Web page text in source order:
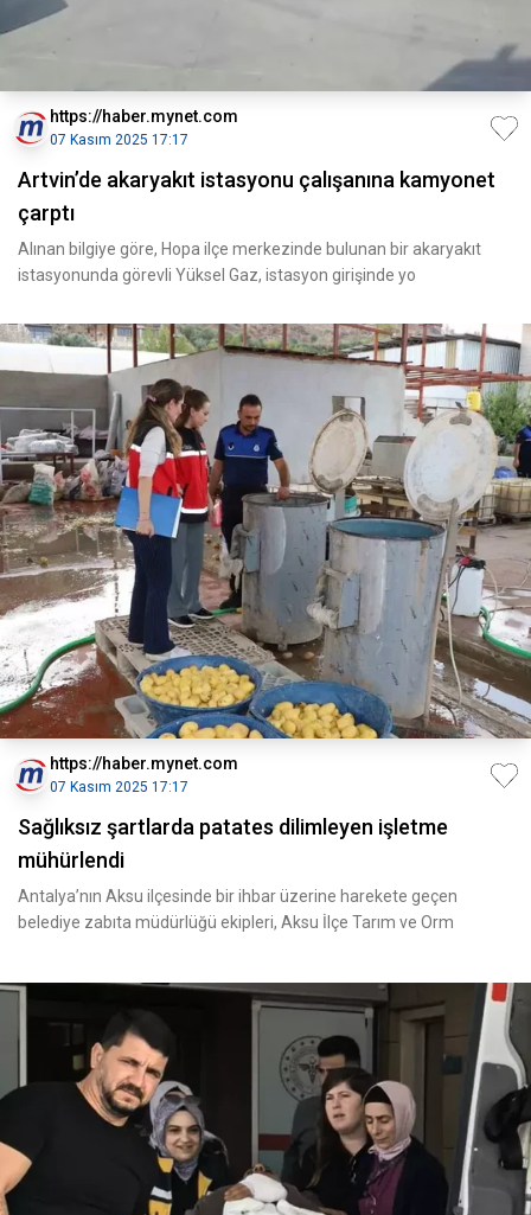
https://haber.mynet.com
07 Kasım 2025 17:17
Artvin’de akaryakıt istasyonu çalışanına kamyonet
çarptı
Alınan bilgiye göre, Hopa ilçe merkezinde bulunan bir akaryakıt
istasyonunda görevli Yüksel Gaz, istasyon girişinde yo
https://haber.mynet.com
07 Kasım 2025 17:17
Sağlıksız şartlarda patates dilimleyen işletme
mühürlendi
Antalya’nın Aksu ilçesinde bir ihbar üzerine harekete geçen
belediye zabıta müdürlüğü ekipleri, Aksu İlçe Tarım ve Orm